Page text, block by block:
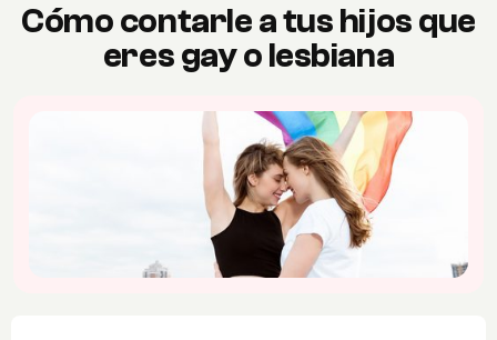
Cómo contarle a tus hijos que
eres gay o lesbiana